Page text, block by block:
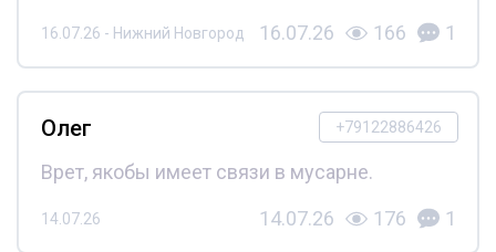
16.07.26 - Нижний Новгород 16.07.26 166 1
+79122886426
Олег
Врет, якобы имеет связи в мусарне.
14.07.26 14.07.26 176 1